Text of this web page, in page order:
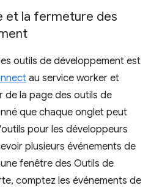
et la fermeture des
outils de développement est
au service worker et
de la page des outils de
que chaque onglet peut
pour les développeurs
plusieurs événements de
fenêtre des Outils de
comptez les événements de